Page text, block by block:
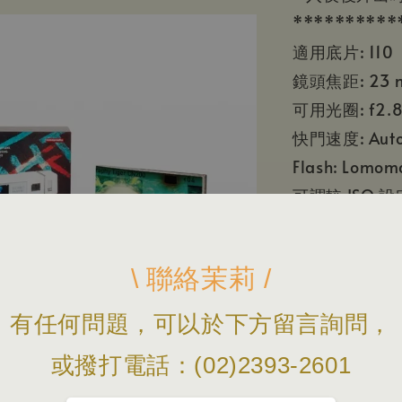
\ 聯絡茉莉 /
有任何問題，可以於下方留言詢問，
或撥打電話：(02)2393-2601
適用底片: 110
鏡頭焦距: 23
可用光圈:
快門速度:
Flash:
可調較 ISO
電池類型: 1 x
◆ 下標前，請